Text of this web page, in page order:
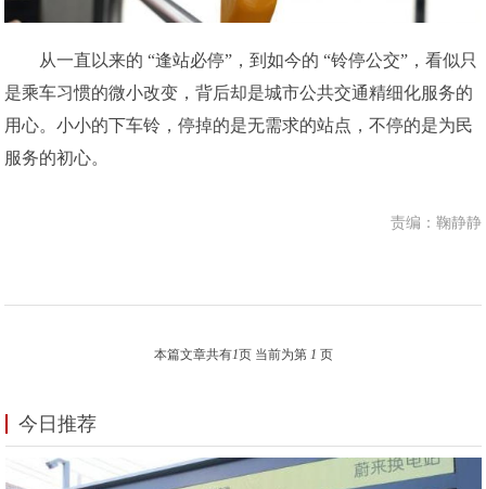
从一直以来的 “逢站必停”，到如今的 “铃停公交”，看似只
是乘车习惯的微小改变，背后却是城市公共交通精细化服务的
用心。小小的下车铃，停掉的是无需求的站点，不停的是为民
服务的初心。
责编：鞠静静
本篇文章共有1页 当前为第 1 页
今日推荐